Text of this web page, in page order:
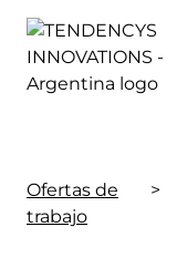
Ofertas de
trabajo
>